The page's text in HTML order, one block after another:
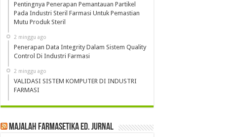
Pentingnya Penerapan Pemantauan Partikel
Pada Industri Steril Farmasi Untuk Pemastian
Mutu Produk Steril
2 minggu ago
Penerapan Data Integrity Dalam Sistem Quality
Control Di Industri Farmasi
2 minggu ago
VALIDASI SISTEM KOMPUTER DI INDUSTRI
FARMASI
Majalah Farmasetika Ed. Jurnal